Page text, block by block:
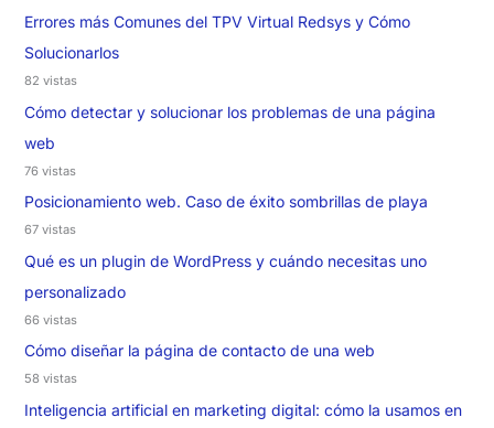
Errores más Comunes del TPV Virtual Redsys y Cómo
Solucionarlos
82 vistas
Cómo detectar y solucionar los problemas de una página
web
76 vistas
Posicionamiento web. Caso de éxito sombrillas de playa
67 vistas
Qué es un plugin de WordPress y cuándo necesitas uno
personalizado
66 vistas
Cómo diseñar la página de contacto de una web
58 vistas
Inteligencia artificial en marketing digital: cómo la usamos en